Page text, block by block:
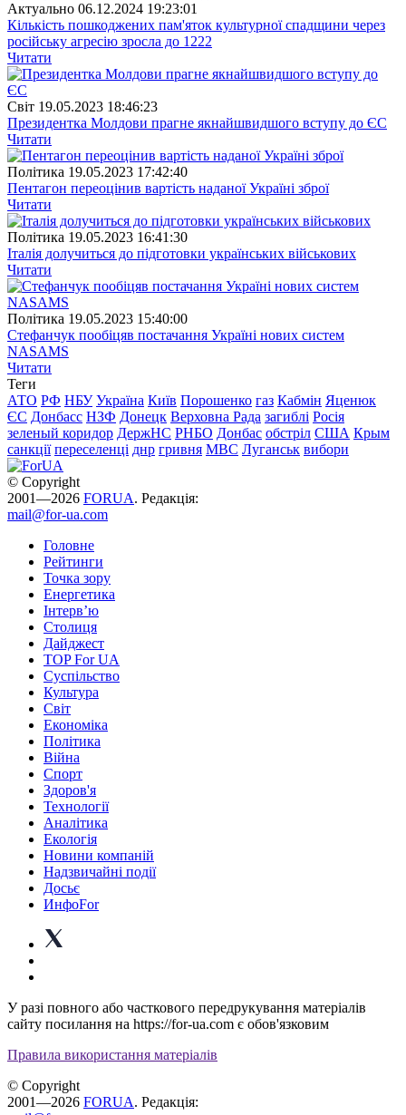
Актуально 06.12.2024 19:23:01
Кількість пошкоджених пам'яток культурної спадщини через
російську агресію зросла до 1222
Читати
Свiт 19.05.2023 18:46:23
Президентка Молдови прагне якнайшвидшого вступу до ЄС
Читати
Полiтика 19.05.2023 17:42:40
Пентагон переоцінив вартість наданої Україні зброї
Читати
Полiтика 19.05.2023 16:41:30
Італія долучиться до підготовки українських військових
Читати
Полiтика 19.05.2023 15:40:00
Стефанчук пообіцяв постачання Україні нових систем
NASAMS
Читати
Теги
АТО РФ НБУ Україна Київ Порошенко газ Кабмін Яценюк
ЄС Донбасс НЗФ Донецк Верховна Рада загиблі Росія
зеленый коридор ДержНС РНБО Донбас обстріл США Крым
санкції переселенці днр гривня МВС Луганськ вибори
© Copyright
2001—2026 FORUA. Редакція:
mail@for-ua.com
Головне
Рейтинги
Точка зору
Енергетика
Інтерв’ю
Столиця
Дайджест
TOP For UA
Суспiльство
Культура
Світ
Економіка
Політика
Війна
Спорт
Здоров'я
Технології
Аналітика
Екологія
Новини компаній
Надзвичайні події
Досьє
ИнфоFor
У разі повного або часткового передрукування матеріалів
сайту посилання на https://for-ua.com є обов'язковим
Правила використання матеріалів
© Copyright
2001—2026 FORUA. Редакція: